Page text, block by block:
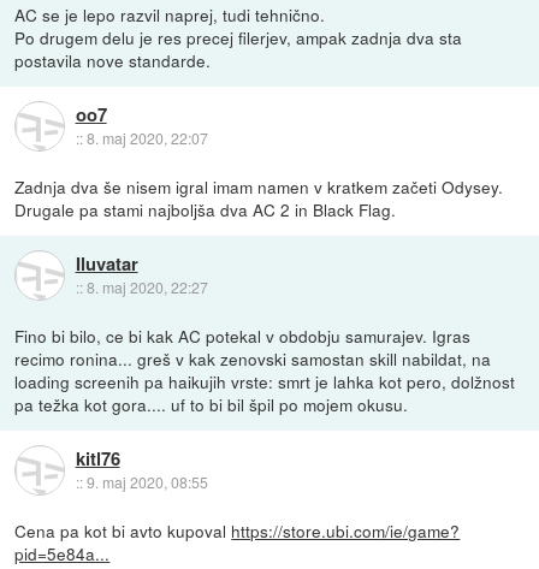
AC se je lepo razvil naprej, tudi tehnično.
Po drugem delu je res precej filerjev, ampak zadnja dva sta
postavila nove standarde.
oo7
::8. maj 2020, 22:07
Zadnja dva še nisem igral imam namen v kratkem začeti Odysey.
Drugale pa stami najboljša dva AC 2 in Black Flag.
Iluvatar
::8. maj 2020, 22:27
Fino bi bilo, ce bi kak AC potekal v obdobju samurajev. Igras
recimo ronina... greš v kak zenovski samostan skill nabildat, na
loading screenih pa haikujih vrste: smrt je lahka kot pero, dolžnost
pa težka kot gora.... uf to bi bil špil po mojem okusu.
kitl76
::9. maj 2020, 08:55
Cena pa kot bi avto kupoval https://store.ubi.com/ie/game?
pid=5e84a...